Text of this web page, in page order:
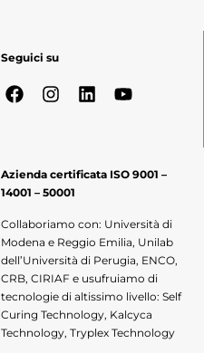
Seguici su
Azienda certificata ISO 9001 –
14001 – 50001
Collaboriamo con: Università di
Modena e Reggio Emilia, Unilab
dell’Università di Perugia, ENCO,
CRB, CIRIAF e usufruiamo di
tecnologie di altissimo livello: Self
Curing Technology, Kalcyca
Technology, Tryplex Technology